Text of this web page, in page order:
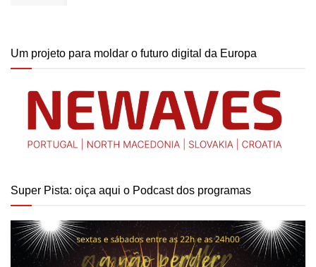
Um projeto para moldar o futuro digital da Europa
Super Pista: oiça aqui o Podcast dos programas